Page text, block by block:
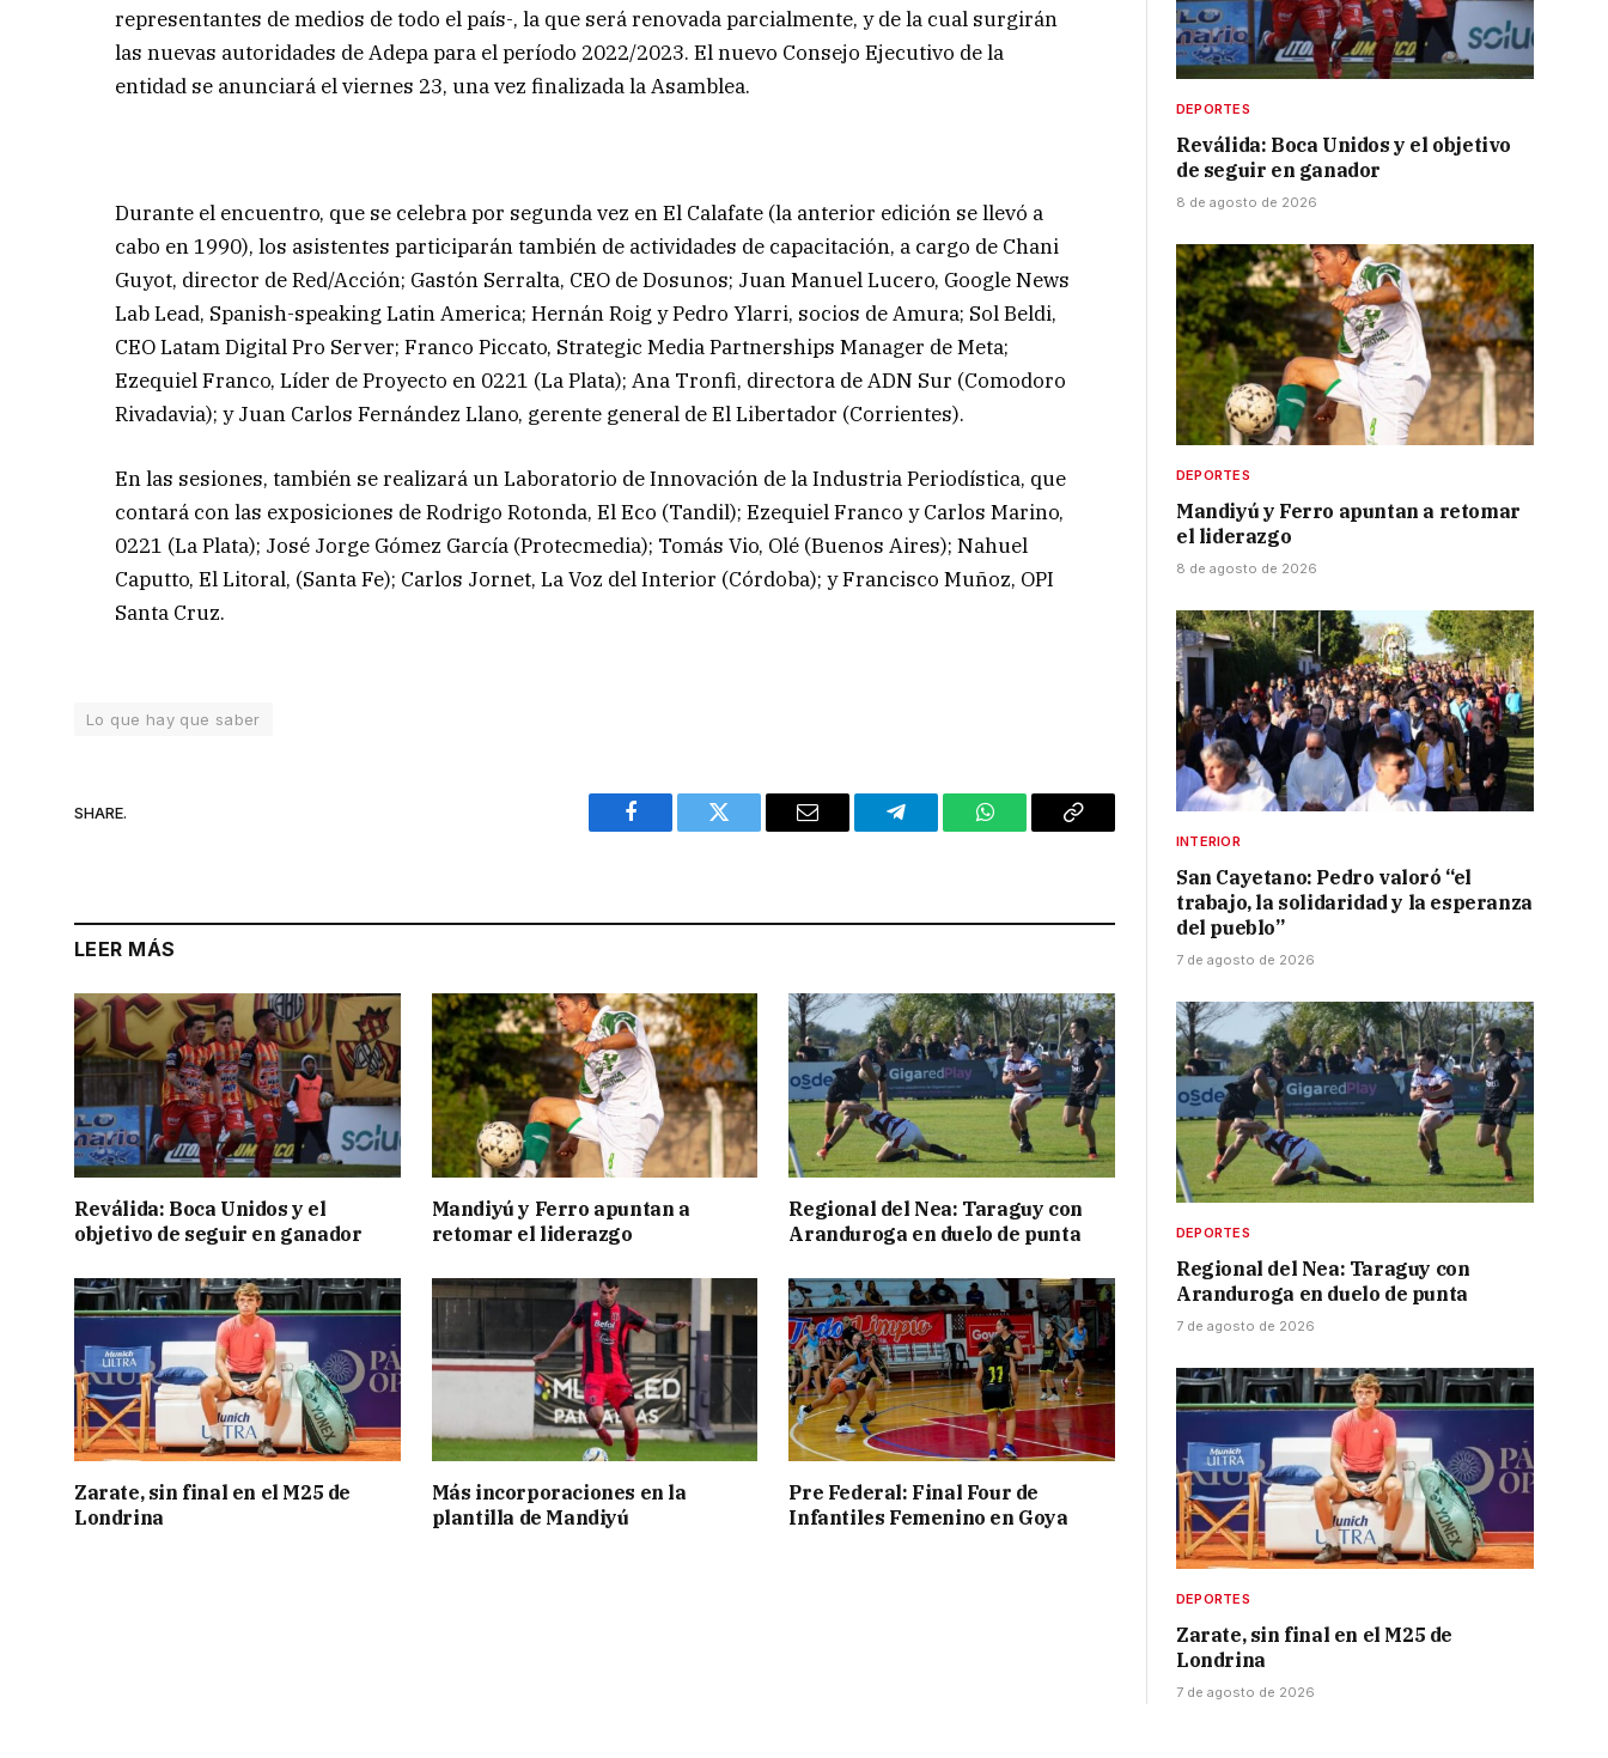
representantes de medios de todo el país-, la que será renovada parcialmente, y de la cual surgirán
las nuevas autoridades de Adepa para el período 2022/2023. El nuevo Consejo Ejecutivo de la
entidad se anunciará el viernes 23, una vez finalizada la Asamblea.
Durante el encuentro, que se celebra por segunda vez en El Calafate (la anterior edición se llevó a
cabo en 1990), los asistentes participarán también de actividades de capacitación, a cargo de Chani
Guyot, director de Red/Acción; Gastón Serralta, CEO de Dosunos; Juan Manuel Lucero, Google News
Lab Lead, Spanish-speaking Latin America; Hernán Roig y Pedro Ylarri, socios de Amura; Sol Beldi,
CEO Latam Digital Pro Server; Franco Piccato, Strategic Media Partnerships Manager de Meta;
Ezequiel Franco, Líder de Proyecto en 0221 (La Plata); Ana Tronfi, directora de ADN Sur (Comodoro
Rivadavia); y Juan Carlos Fernández Llano, gerente general de El Libertador (Corrientes).
En las sesiones, también se realizará un Laboratorio de Innovación de la Industria Periodística, que
contará con las exposiciones de Rodrigo Rotonda, El Eco (Tandil); Ezequiel Franco y Carlos Marino,
0221 (La Plata); José Jorge Gómez García (Protecmedia); Tomás Vio, Olé (Buenos Aires); Nahuel
Caputto, El Litoral, (Santa Fe); Carlos Jornet, La Voz del Interior (Córdoba); y Francisco Muñoz, OPI
Santa Cruz.
Lo que hay que saber
SHARE.
Facebook Twitter Email Telegram WhatsAppCopy
LEER MÁS
Reválida: Boca Unidos y el
objetivo de seguir en ganador
Mandiyú y Ferro apuntan a
retomar el liderazgo
Regional del Nea: Taraguy con
Aranduroga en duelo de punta
Zarate, sin final en el M25 de
Londrina
Más incorporaciones en la
plantilla de Mandiyú
Pre Federal: Final Four de
Infantiles Femenino en Goya
DEPORTES
Reválida: Boca Unidos y el objetivo
de seguir en ganador
8 de agosto de 2026
DEPORTES
Mandiyú y Ferro apuntan a retomar
el liderazgo
8 de agosto de 2026
INTERIOR
San Cayetano: Pedro valoró “el
trabajo, la solidaridad y la esperanza
del pueblo”
7 de agosto de 2026
DEPORTES
Regional del Nea: Taraguy con
Aranduroga en duelo de punta
7 de agosto de 2026
DEPORTES
Zarate, sin final en el M25 de
Londrina
7 de agosto de 2026